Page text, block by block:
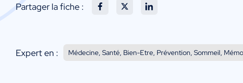
Partager la fiche :
Expert en : Médecine, Santé, Bien-Etre, Prévention, Sommeil,